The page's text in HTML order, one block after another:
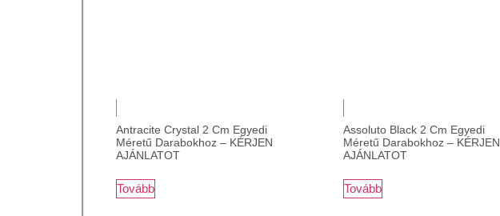
Antracite Crystal 2 Cm Egyedi
Méretű Darabokhoz – KÉRJEN
AJÁNLATOT
Tovább
Assoluto Black 2 Cm Egyedi
Méretű Darabokhoz – KÉRJEN
AJÁNLATOT
Tovább